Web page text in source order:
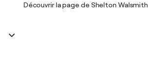
Découvrir la page de Shelton Walsmith